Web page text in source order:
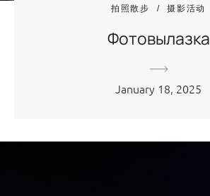
拍照散步 摄影活动
Фотовылазка
January 18, 2025